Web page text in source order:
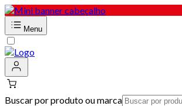
Menu
Buscar por produto ou marca